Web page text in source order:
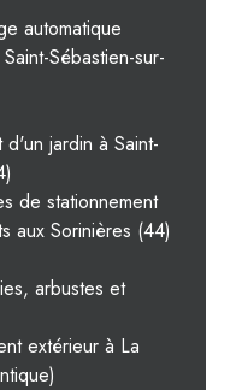
automatique
Sébastien-sur-
jardin à Saint-
de stationnement
aux Sorinières (44)
arbustes et
extérieur à La